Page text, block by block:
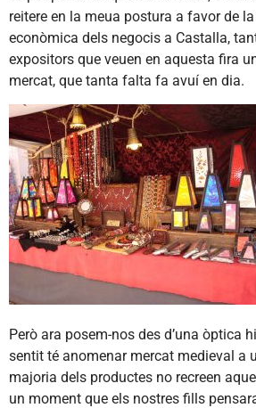
reitere en la meua postura a favor de
econòmica dels negocis a Castalla,
expositors que veuen en aquesta fira
mercat, que tanta falta fa avuí en dia.
Però ara posem-nos des d’una òptica
sentit té anomenar mercat medieval a
majoria dels productes no recreen
un moment que els nostres fills